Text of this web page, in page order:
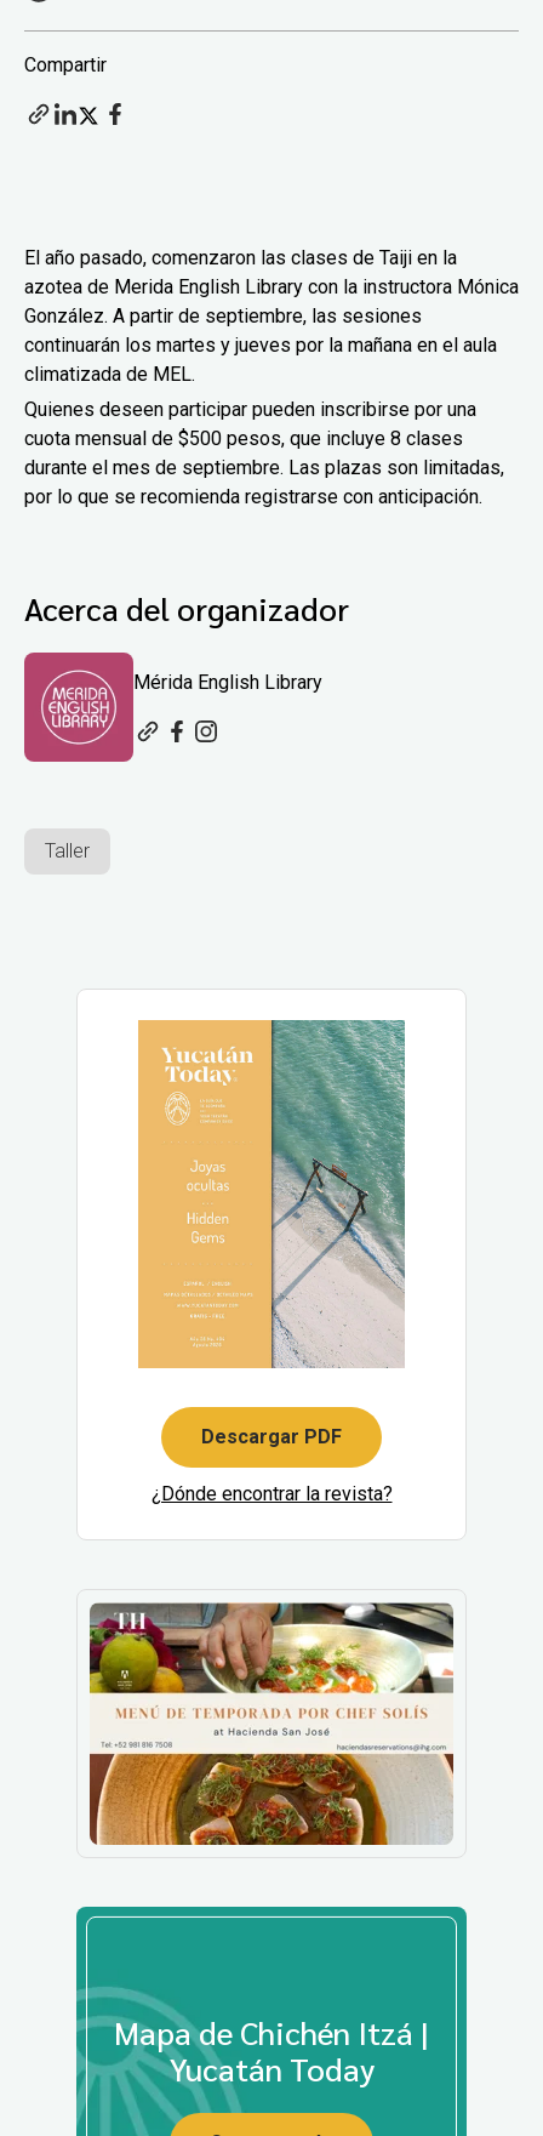
Compartir
El año pasado, comenzaron las clases de Taiji en la
azotea de Merida English Library con la instructora Mónica
González. A partir de septiembre, las sesiones
continuarán los martes y jueves por la mañana en el aula
climatizada de MEL.
Quienes deseen participar pueden inscribirse por una
cuota mensual de $500 pesos, que incluye 8 clases
durante el mes de septiembre. Las plazas son limitadas,
por lo que se recomienda registrarse con anticipación.
Acerca del organizador
Mérida English Library
Taller
Descargar PDF
¿Dónde encontrar la revista?
Mapa de Chichén Itzá |
Yucatán Today